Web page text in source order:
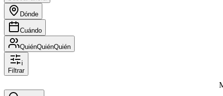
Dónde
Cuándo
QuiénQuiénQuién
i
Filtrar